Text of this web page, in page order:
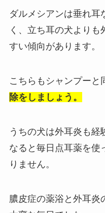
ダルメシアンは垂れ耳
く、立ち耳の犬より
すい傾向があります。
こちらもシャンプーと
除をしましょう。
うちの犬は外耳炎も経
なると毎日点耳薬を使
りません。
膿皮症の薬浴と外耳炎